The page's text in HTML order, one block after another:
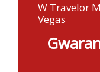
W Travelor
Vegas